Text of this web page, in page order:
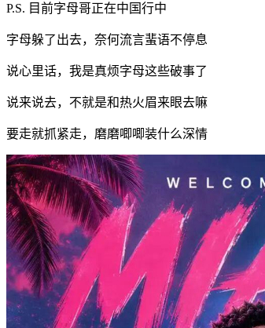
P.S. 目前字母哥正在中国行中
字母躲了出去，奈何流言蜚语不停息
说心里话，我是真烦字母这些破事了
说来说去，不就是和热火眉来眼去嘛
要走就抓紧走，磨磨唧唧装什么深情